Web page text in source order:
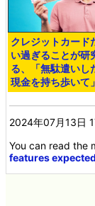
クレジットカード
い過ぎることが研
る、「無駄遣いし
現金を持ち歩いて
2024年07月13日
You can read the
features